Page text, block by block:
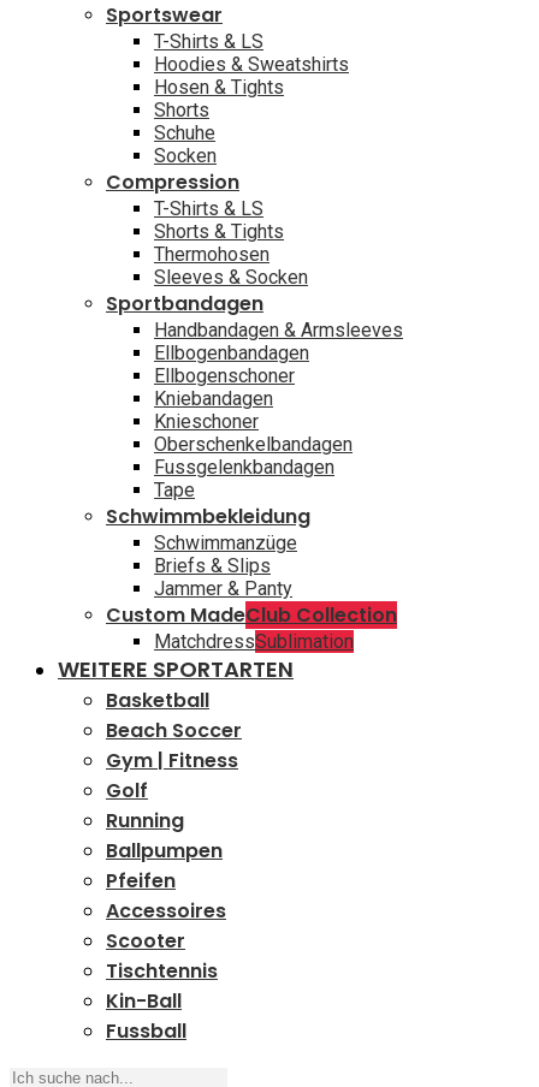
Sportswear
T-Shirts & LS
Hoodies & Sweatshirts
Hosen & Tights
Shorts
Schuhe
Socken
Compression
T-Shirts & LS
Shorts & Tights
Thermohosen
Sleeves & Socken
Sportbandagen
Handbandagen & Armsleeves
Ellbogenbandagen
Ellbogenschoner
Kniebandagen
Knieschoner
Oberschenkelbandagen
Fussgelenkbandagen
Tape
Schwimmbekleidung
Schwimmanzüge
Briefs & Slips
Jammer & Panty
Custom MadeClub Collection
MatchdressSublimation
WEITERE SPORTARTEN
Basketball
Beach Soccer
Gym | Fitness
Golf
Running
Ballpumpen
Pfeifen
Accessoires
Scooter
Tischtennis
Kin-Ball
Fussball